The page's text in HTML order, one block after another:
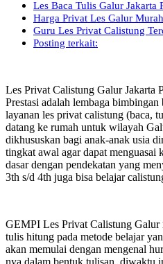
Les Baca Tulis Galur Jakarta
Harga Privat Les Galur
Guru Les Privat Calistung
Posting terkait:
Les Privat Calistung Galur Jakarta
Prestasi adalah lembaga
layanan les privat calistung (baca,
datang ke rumah untuk wilayah
dikhususkan bagi anak-anak usia
tingkat awal agar dapat menguasai
dasar dengan pendekatan yang
3th s/d 4th juga bisa belajar
GEMPI Les Privat Calistung Galur
tulis hitung pada metode belajar
akan memulai dengan mengenal
nya dalam bentuk tulisan. diwaktu